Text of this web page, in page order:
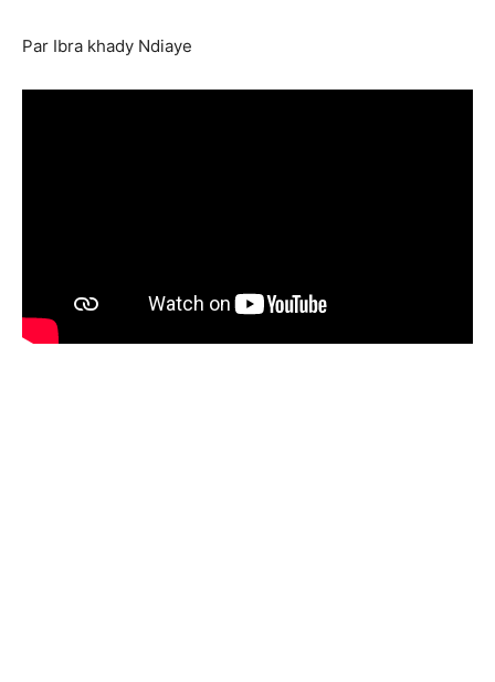
Par Ibra khady Ndiaye